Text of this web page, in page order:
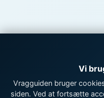
Vi
Vragguiden bruger
siden. Ved at fortsætte